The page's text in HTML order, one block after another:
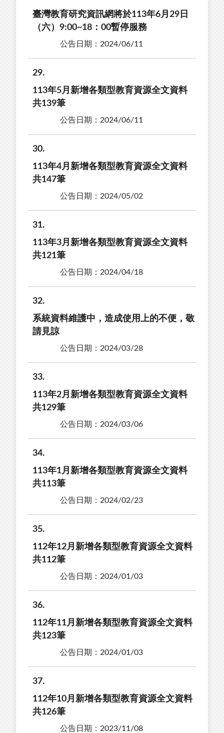
臺灣教育研究資訊網將於113年6月29日
（六）9:00~18：00暫停服務
公告日期：2024/06/11
29
113年5月新增各類型教育資源全文資料
共139筆
公告日期：2024/06/11
30
113年4月新增各類型教育資源全文資料
共147筆
公告日期：2024/05/02
31
113年3月新增各類型教育資源全文資料
共121筆
公告日期：2024/04/18
32
系統資料維護中，造成使用上的不便，敬
請見諒
公告日期：2024/03/28
33
113年2月新增各類型教育資源全文資料
共129筆
公告日期：2024/03/06
34
113年1月新增各類型教育資源全文資料
共113筆
公告日期：2024/02/23
35
112年12月新增各類型教育資源全文資料
共112筆
公告日期：2024/01/03
36
112年11月新增各類型教育資源全文資料
共123筆
公告日期：2024/01/03
37
112年10月新增各類型教育資源全文資料
共126筆
公告日期：2023/11/08